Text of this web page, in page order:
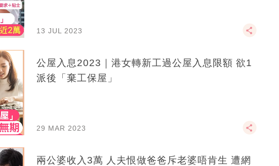
13 JUL 2023
公屋入息2023｜港女轉新工過公屋入息限額 欲1
派後「棄工保屋」
29 MAR 2023
兩公婆收入3萬 人夫恨做爸爸斥老婆唔肯生 遭網